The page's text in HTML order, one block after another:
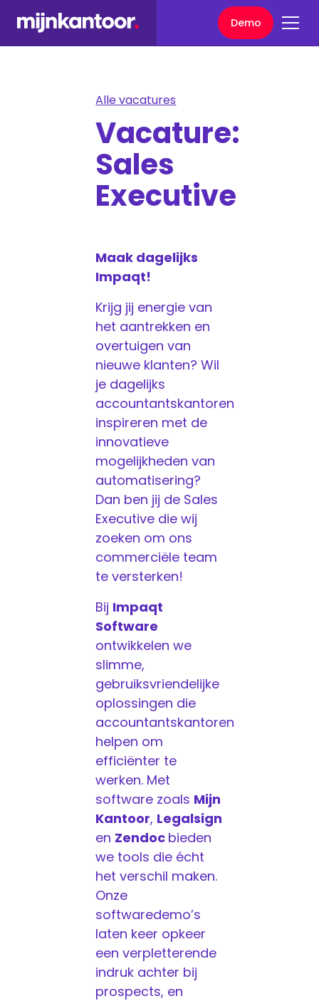
Demo
Alle vacatures
Vacature:
Sales
Executive
Maak dagelijks
Impaqt!
Krijg jij energie van
het aantrekken en
overtuigen van
nieuwe klanten? Wil
je dagelijks
accountantskantoren
inspireren met de
innovatieve
mogelijkheden van
automatisering?
Dan ben jij de Sales
Executive die wij
zoeken om ons
commerciële team
te versterken!
Bij Impaqt
Software
ontwikkelen we
slimme,
gebruiksvriendelijke
oplossingen die
accountantskantoren
helpen om
efficiënter te
werken. Met
software zoals Mijn
Kantoor, Legalsign
en Zendoc bieden
we tools die écht
het verschil maken.
Onze
softwaredemo’s
laten keer opkeer
een verpletterende
indruk achter bij
prospects, en